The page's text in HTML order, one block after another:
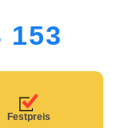
153
Festpreis